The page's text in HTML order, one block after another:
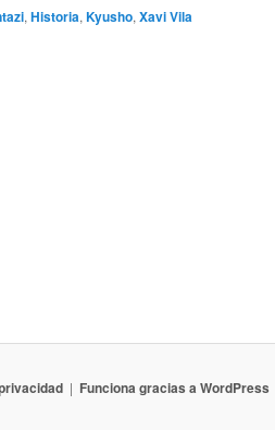
, Historia, Kyusho, Xavi Vila
Funciona gracias a WordPress